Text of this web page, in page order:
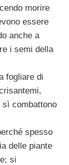
morire
essere
anche a
i semi della
fogliare di
combat­tono
spesso
delle piante
si